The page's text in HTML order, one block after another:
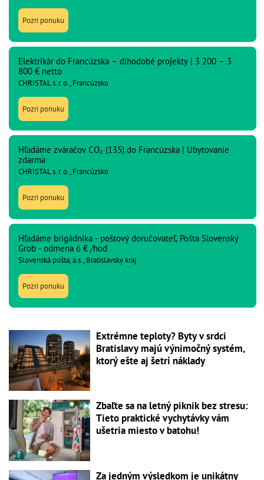
Pozri ponuku
Elektrikár do Francúzska – dlhodobé projekty | 3 200 – 3
800 € netto
CHRISTAL s. r. o., Francúzsko
Pozri ponuku
Hľadáme zváračov CO₂ (135) do Francúzska | Ubytovanie
zdarma
CHRISTAL s. r. o., Francúzsko
Pozri ponuku
Hľadáme brigádnika - poštový doručovateľ, Pošta Slovenský
Grob - odmena 6 € /hod
Slovenská pošta, a.s., Bratislavský kraj
Pozri ponuku
Extrémne teploty? Byty v srdci
Bratislavy majú výnimočný systém,
ktorý ešte aj šetrí náklady
Zbaľte sa na letný piknik bez stresu:
Tieto praktické vychytávky vám
ušetria miesto v batohu!
Za jedným výsledkom je unikátny